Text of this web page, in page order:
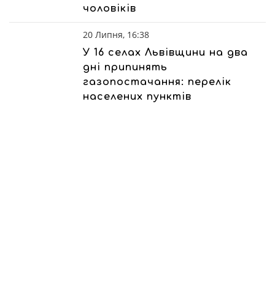
чоловіків
20 Липня, 16:38
У 16 селах Львівщини на два
дні припинять
газопостачання: перелік
населених пунктів